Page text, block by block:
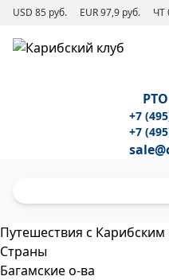
USD 85 руб. EUR 97,9 руб. ЧТ
+7
+7
Путешествия с Карибским
Страны
Багамские о-ва